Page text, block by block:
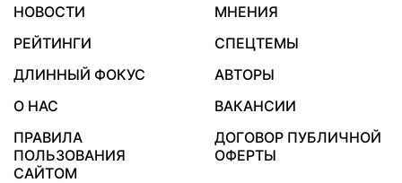
НОВОСТИ
МНЕНИЯ
РЕЙТИНГИ
СПЕЦТЕМЫ
ДЛИННЫЙ ФОКУС
АВТОРЫ
О НАС
ВАКАНСИИ
ПРАВИЛА
ПОЛЬЗОВАНИЯ
САЙТОМ
ДОГОВОР ПУБЛИЧНОЙ
ОФЕРТЫ